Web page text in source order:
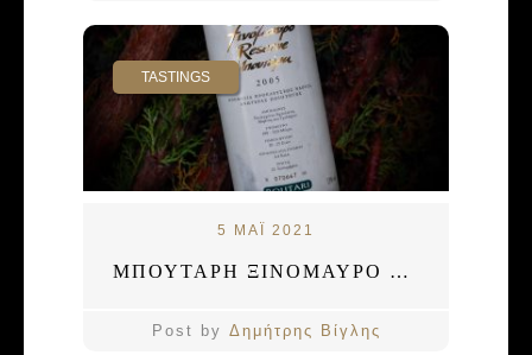
TASTINGS
5 ΜΑΪ 2021
ΜΠΟΥΤΑΡΗ ΞΙΝΟΜΑΥΡΟ RESERVE 2005
Post by Δημήτρης Βίγλης